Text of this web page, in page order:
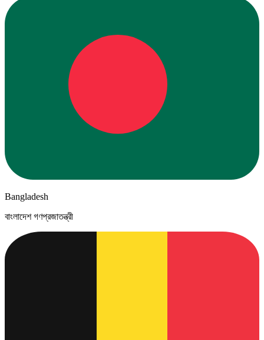
Bangladesh
বাংলাদেশ গণপ্রজাতন্ত্রী